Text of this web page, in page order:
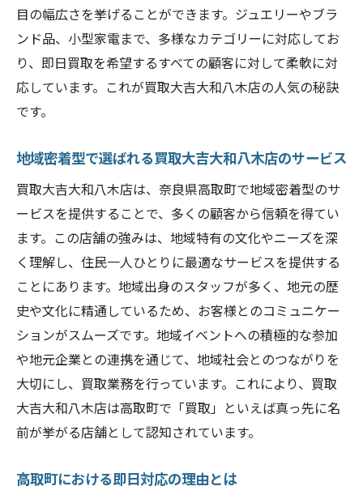
目の幅広さを挙げることができます。ジュエリーやブラ
ンド品、小型家電まで、多様なカテゴリーに対応してお
り、即日買取を希望するすべての顧客に対して柔軟に対
応しています。これが買取大吉大和八木店の人気の秘訣
です。
地域密着型で選ばれる買取大吉大和八木店のサービス
買取大吉大和八木店は、奈良県高取町で地域密着型のサ
ービスを提供することで、多くの顧客から信頼を得てい
ます。この店舗の強みは、地域特有の文化やニーズを深
く理解し、住民一人ひとりに最適なサービスを提供する
ことにあります。地域出身のスタッフが多く、地元の歴
史や文化に精通しているため、お客様とのコミュニケー
ションがスムーズです。地域イベントへの積極的な参加
や地元企業との連携を通じて、地域社会とのつながりを
大切にし、買取業務を行っています。これにより、買取
大吉大和八木店は高取町で「買取」といえば真っ先に名
前が挙がる店舗として認知されています。
高取町における即日対応の理由とは